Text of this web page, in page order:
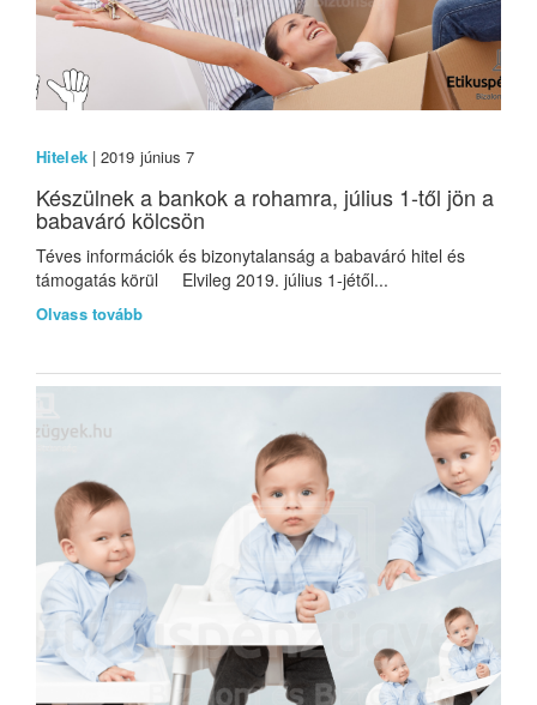
Hitelek| 2019 június 7
Készülnek a bankok a rohamra, július 1-től jön a
babaváró kölcsön
Téves információk és bizonytalanság a babaváró hitel és
támogatás körül Elvileg 2019. július 1-jétől...
Olvass tovább